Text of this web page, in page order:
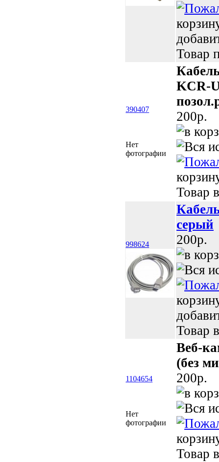
Товар
390407
Нет
фотографии
KCR-
200p.
Товар
998624
серый
200p.
Товар
1104654
Нет
фотографии
Веб-
(без
200p.
Товар